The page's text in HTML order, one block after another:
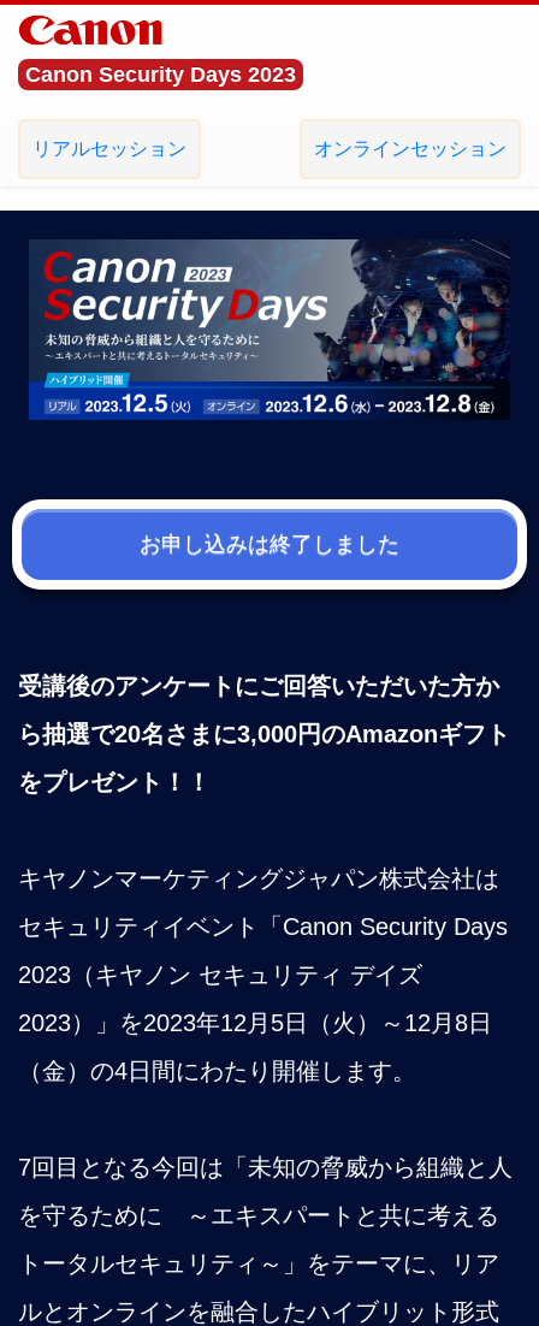
Canon Security Days 2023
リアルセッション オンラインセッション
お申し込みは終了しました
受講後のアンケートにご回答いただいた方か
ら抽選で20名さまに3,000円のAmazonギフト
をプレゼント！！
キヤノンマーケティングジャパン株式会社は
セキュリティイベント「Canon Security Days
2023（キヤノン セキュリティ デイズ
2023）」を2023年12月5日（火）～12月8日
（金）の4日間にわたり開催します。
7回目となる今回は「未知の脅威から組織と人
を守るために ～エキスパートと共に考える
トータルセキュリティ～」をテーマに、リア
ルとオンラインを融合したハイブリット形式